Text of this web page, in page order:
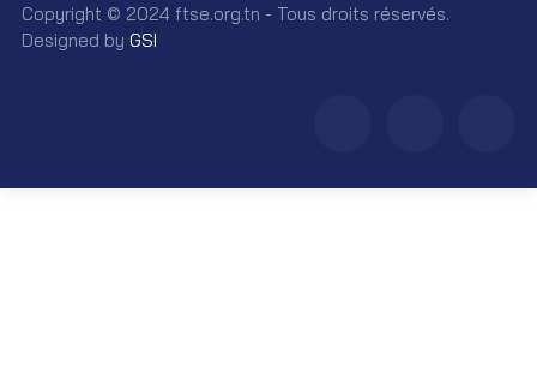
Copyright © 2024 ftse.org.tn - Tous droits réservés.
Designed by GSI